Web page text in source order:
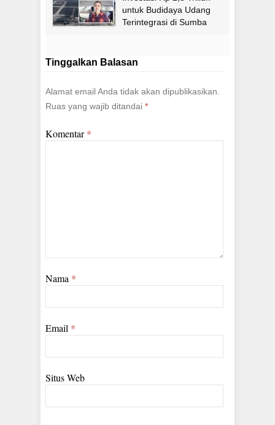
untuk Budidaya Udang
Terintegrasi di Sumba
Tinggalkan Balasan
Alamat email Anda tidak akan dipublikasikan.
Ruas yang wajib ditandai *
Komentar*
Nama *
Email *
Situs Web